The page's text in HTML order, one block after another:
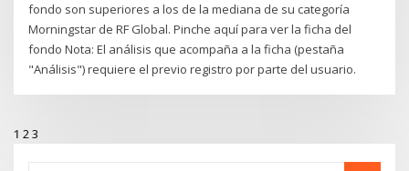
fondo son superiores a los de la mediana de su categoría
Morningstar de RF Global. Pinche aquí para ver la ficha del
fondo Nota: El análisis que acompaña a la ficha (pestaña
"Análisis") requiere el previo registro por parte del usuario.
1 23